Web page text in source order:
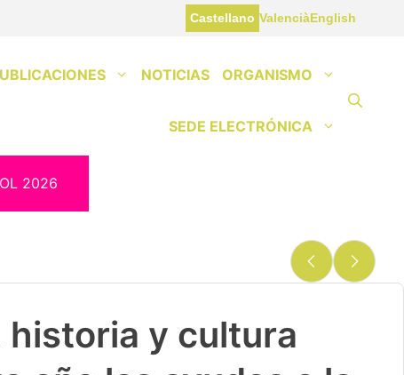
Castellano ValenciàEnglish
NOTICIAS ORGANISMO
SEDE ELECTRÓNICA
2026
historia y cultura